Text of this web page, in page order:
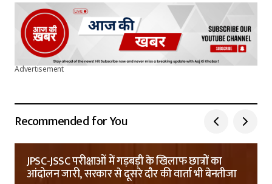
Advertisement
Recommended for You
JPSC-JSSC परीक्षाओं में गड़बड़ी के खिलाफ छात्रों का
आंदोलन जारी, सरकार से दूसरे दौर की वार्ता भी बेनतीजा